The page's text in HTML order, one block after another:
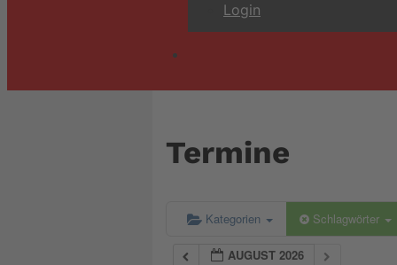
Login
Termine
Kategorien Schlagwörter
AUGUST 2026